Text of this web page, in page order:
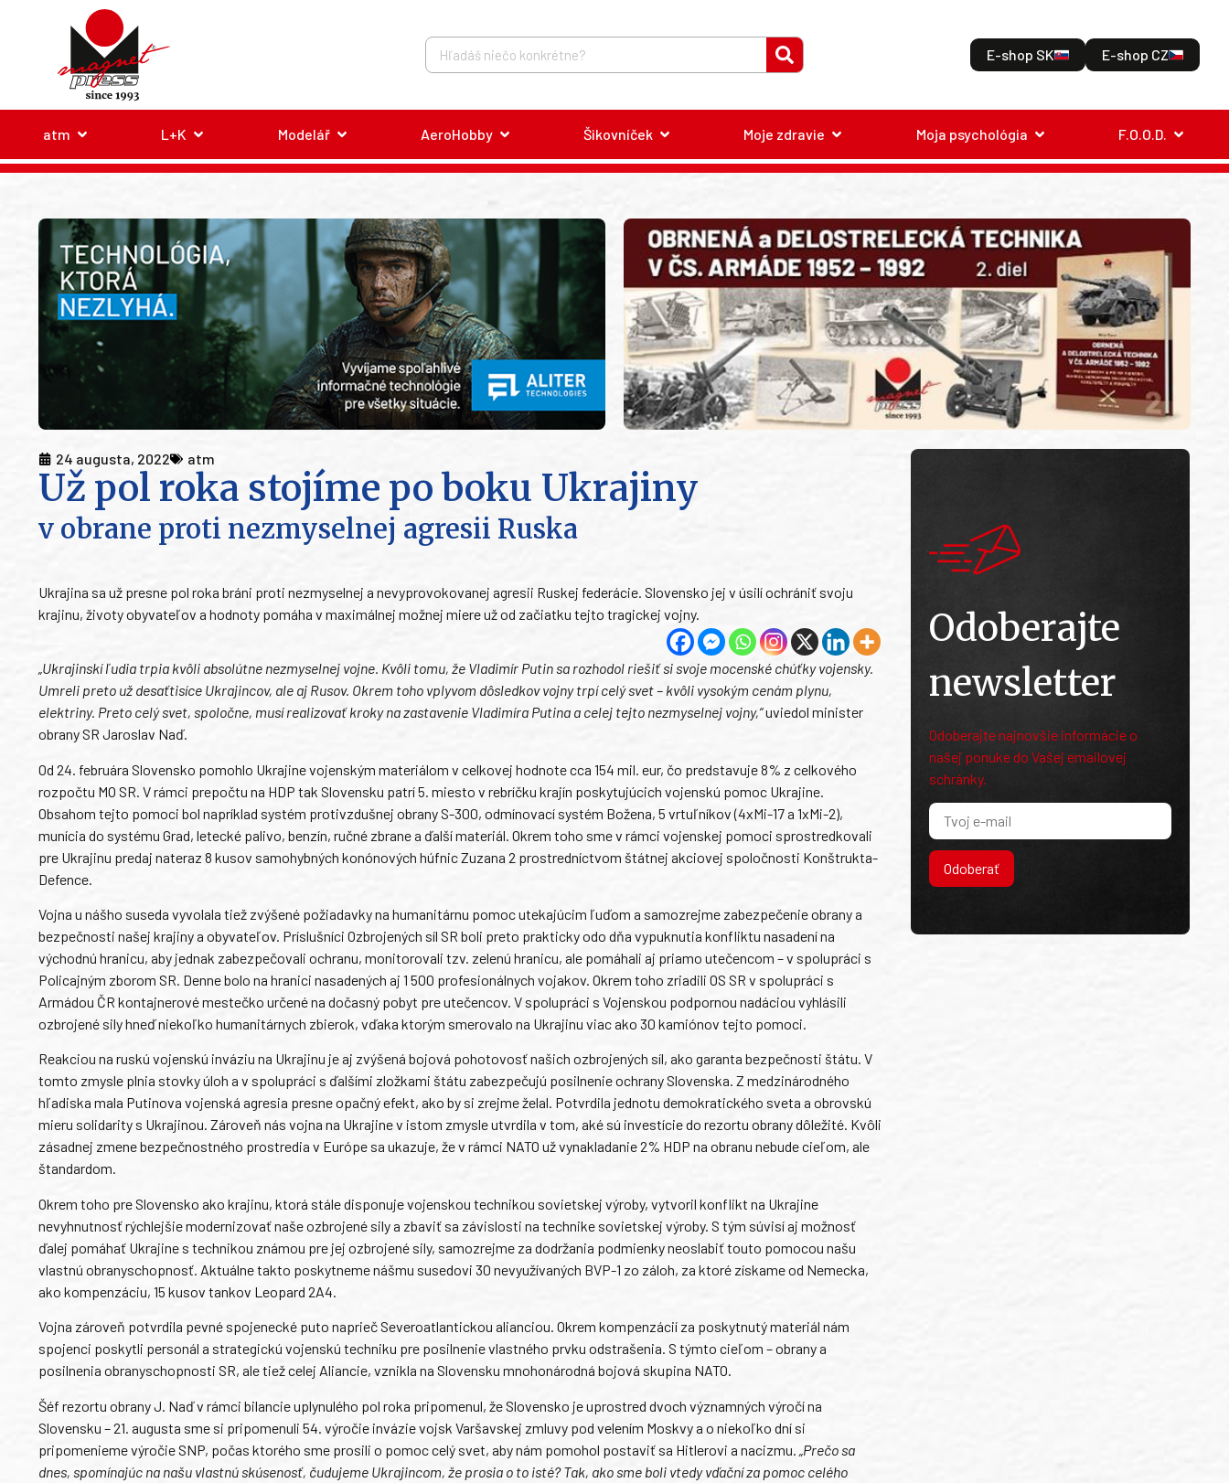
E-shop SK E-shop CZ
atm L+K Modelář AeroHobby Šikovníček Moje zdravie Moja psychológia F.O.O.D.
24 augusta, 2022 atm
Už pol roka stojíme po boku Ukrajiny
v obrane proti nezmyselnej agresii Ruska
Ukrajina sa už presne pol roka bráni proti nezmyselnej a nevyprovokovanej agresii Ruskej federácie. Slovensko jej v úsilí ochrániť svoju
krajinu, životy obyvateľov a hodnoty pomáha v maximálnej možnej miere už od začiatku tejto tragickej vojny.
„Ukrajinskí ľudia trpia kvôli absolútne nezmyselnej vojne. Kvôli tomu, že Vladimír Putin sa rozhodol riešiť si svoje mocenské chúťky vojensky.
Umreli preto už desaťtisíce Ukrajincov, ale aj Rusov. Okrem toho vplyvom dôsledkov vojny trpí celý svet – kvôli vysokým cenám plynu,
elektriny. Preto celý svet, spoločne, musí realizovať kroky na zastavenie Vladimíra Putina a celej tejto nezmyselnej vojny,“uviedol minister
obrany SR Jaroslav Naď.
Od 24. februára Slovensko pomohlo Ukrajine vojenským materiálom v celkovej hodnote cca 154 mil. eur, čo predstavuje 8% z celkového
rozpočtu MO SR. V rámci prepočtu na HDP tak Slovensku patrí 5. miesto v rebríčku krajín poskytujúcich vojenskú pomoc Ukrajine.
Obsahom tejto pomoci bol napríklad systém protivzdušnej obrany S-300, odmínovací systém Božena, 5 vrtuľníkov (4xMi-17 a 1xMi-2),
munícia do systému Grad, letecké palivo, benzín, ručné zbrane a ďalší materiál. Okrem toho sme v rámci vojenskej pomoci sprostredkovali
pre Ukrajinu predaj nateraz 8 kusov samohybných konónových húfnic Zuzana 2 prostredníctvom štátnej akciovej spoločnosti Konštrukta-
Defence.
Vojna u nášho suseda vyvolala tiež zvýšené požiadavky na humanitárnu pomoc utekajúcim ľuďom a samozrejme zabezpečenie obrany a
bezpečnosti našej krajiny a obyvateľov. Príslušníci Ozbrojených síl SR boli preto prakticky odo dňa vypuknutia konfliktu nasadení na
východnú hranicu, aby jednak zabezpečovali ochranu, monitorovali tzv. zelenú hranicu, ale pomáhali aj priamo utečencom – v spolupráci s
Policajným zborom SR. Denne bolo na hranici nasadených aj 1 500 profesionálnych vojakov. Okrem toho zriadili OS SR v spolupráci s
Armádou ČR kontajnerové mestečko určené na dočasný pobyt pre utečencov. V spolupráci s Vojenskou podpornou nadáciou vyhlásili
ozbrojené sily hneď niekoľko humanitárnych zbierok, vďaka ktorým smerovalo na Ukrajinu viac ako 30 kamiónov tejto pomoci.
Reakciou na ruskú vojenskú inváziu na Ukrajinu je aj zvýšená bojová pohotovosť našich ozbrojených síl, ako garanta bezpečnosti štátu. V
tomto zmysle plnia stovky úloh a v spolupráci s ďalšími zložkami štátu zabezpečujú posilnenie ochrany Slovenska. Z medzinárodného
hľadiska mala Putinova vojenská agresia presne opačný efekt, ako by si zrejme želal. Potvrdila jednotu demokratického sveta a obrovskú
mieru solidarity s Ukrajinou. Zároveň nás vojna na Ukrajine v istom zmysle utvrdila v tom, aké sú investície do rezortu obrany dôležité. Kvôli
zásadnej zmene bezpečnostného prostredia v Európe sa ukazuje, že v rámci NATO už vynakladanie 2% HDP na obranu nebude cieľom, ale
štandardom.
Okrem toho pre Slovensko ako krajinu, ktorá stále disponuje vojenskou technikou sovietskej výroby, vytvoril konflikt na Ukrajine
nevyhnutnosť rýchlejšie modernizovať naše ozbrojené sily a zbaviť sa závislosti na technike sovietskej výroby. S tým súvisí aj možnosť
ďalej pomáhať Ukrajine s technikou známou pre jej ozbrojené sily, samozrejme za dodržania podmienky neoslabiť touto pomocou našu
vlastnú obranyschopnosť. Aktuálne takto poskytneme nášmu susedovi 30 nevyužívaných BVP-1 zo záloh, za ktoré získame od Nemecka,
ako kompenzáciu, 15 kusov tankov Leopard 2A4.
Vojna zároveň potvrdila pevné spojenecké puto naprieč Severoatlantickou alianciou. Okrem kompenzácií za poskytnutý materiál nám
spojenci poskytli personál a strategickú vojenskú techniku pre posilnenie vlastného prvku odstrašenia. S týmto cieľom – obrany a
posilnenia obranyschopnosti SR, ale tiež celej Aliancie, vznikla na Slovensku mnohonárodná bojová skupina NATO.
Šéf rezortu obrany J. Naď v rámci bilancie uplynulého pol roka pripomenul, že Slovensko je uprostred dvoch významných výročí na
Slovensku – 21. augusta sme si pripomenuli 54. výročie invázie vojsk Varšavskej zmluvy pod velením Moskvy a o niekoľko dní si
pripomenieme výročie SNP, počas ktorého sme prosili o pomoc celý svet, aby nám pomohol postaviť sa Hitlerovi a nacizmu.
„Prečo sa
dnes, spomínajúc na našu vlastnú skúsenosť, čudujeme Ukrajincom, že prosia o to isté? Tak, ako sme boli vtedy vďační za pomoc celého
Odoberajte
newsletter
Odoberajte najnovšie informácie o
našej ponuke do Vašej emailovej
schránky.
Odoberať